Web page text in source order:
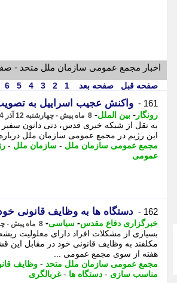
اخبار مجمع عمومی سازمان ملل متحد -
صفحه قبل صفحه بعد 1
2
3
4
5
6
161 - واکنش عجیب اسراییل به
رونگار - بین الملل- 8 ماه پیش - چهارشنبه 12 آذر 1404، 21:57
به نقل از شبکه خبری قدس، دنی دانون
این رژیم در مجمع عمومی سازمان ملل
مجمع عمومی سازمان ملل - سازمان ملل -
عمومی
162 - دستگاه ها به وظایف قانونی
خبرگزاری دفاع مقدس- سیاسی- 8 ماه پیش - چهارشنبه 12 آذر 1404، 19:50
بسیاری از مشکلات افراد دارای معلولیت
مکلفند به وظایف قانونی خود در مقابل این
هفته از سوی مجمع عمومی ...
مجمع عمومی سازمان ملل متحد - وظایف
مناسب سازی - دستگاه ها -غربالگری